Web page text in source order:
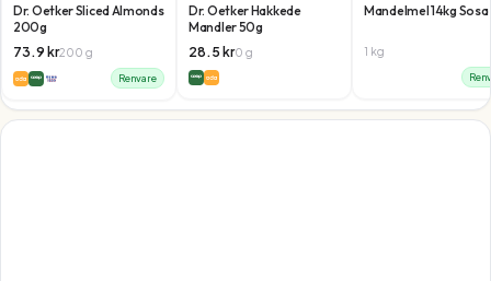
Dr. Oetker Sliced Almonds
200g
73.9 kr200 g
Renvare
Dr. Oetker Hakkede
Mandler 50g
28.5 kr0 g
Mandelmel 14kg Sosa
1 kg